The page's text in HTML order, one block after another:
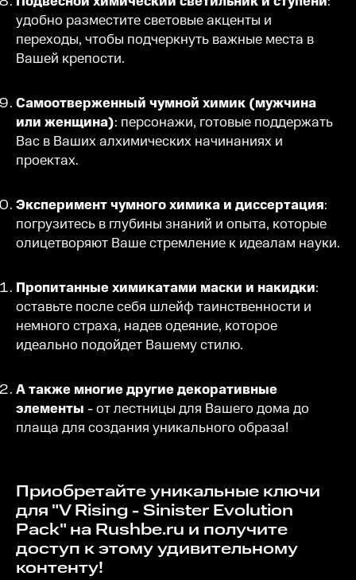
удобно разместите световые акценты и
переходы, чтобы подчеркнуть важные места в
Вашей крепости.
Самоотверженный чумной химик (мужчина
или женщина): персонажи, готовые поддержать
Вас в Ваших алхимических начинаниях и
проектах.
Эксперимент чумного химика и диссертация:
погрузитесь в глубины знаний и опыта, которые
олицетворяют Ваше стремление к идеалам науки.
Пропитанные химикатами маски и накидки:
оставьте после себя шлейф таинственности и
немного страха, надев одеяние, которое
идеально подойдет Вашему стилю.
А также многие другие декоративные
элементы - от лестницы для Вашего дома до
плаща для создания уникального образа!
Приобретайте уникальные ключи
для "V Rising - Sinister Evolution
Pack" на Rushbe.ru и получите
доступ к этому удивительному
контенту!